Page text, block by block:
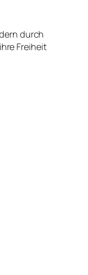
durch
Freiheit